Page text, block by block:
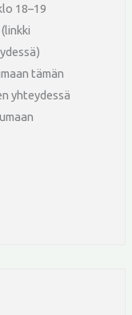
18–19
tämän
yhteydessä